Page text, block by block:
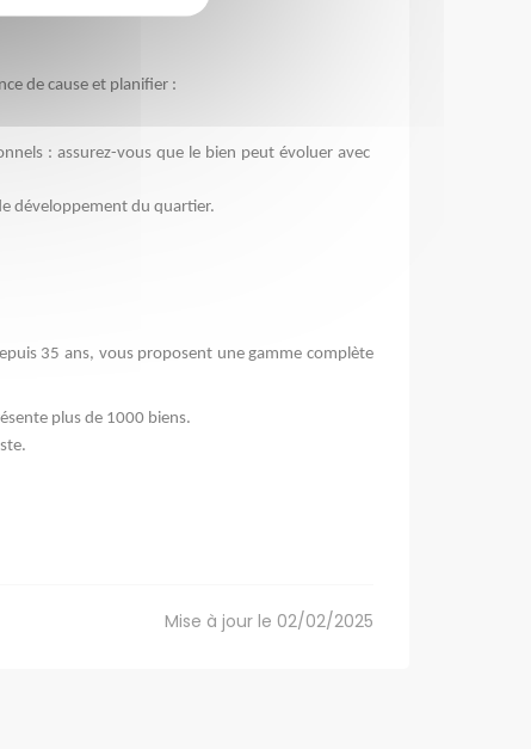
de cause et planifier :
: assurez-vous que le bien peut évoluer avec
développement du quartier.
35 ans, vous proposent une gamme complète
plus de 1000 biens.
Mise à jour le 02/02/2025